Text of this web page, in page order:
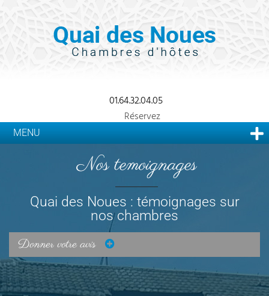
01.64.32.04.05
Réservez
MENU
Quai des Noues : témoignages sur
nos chambres
Donner votre avis
Nos temoignages